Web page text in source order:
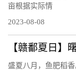
亩根据实际情
2023-08-08
【赣鄱夏日】
盛夏八月，鱼肥稻